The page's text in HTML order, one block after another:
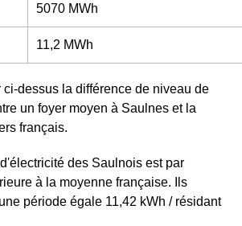
5070 MWh
11,2 MWh
dessus la différence de niveau de
un foyer moyen à Saulnes et la
français.
des Saulnois est par
à la moyenne française. Ils
période égale 11,42 kWh / résidant